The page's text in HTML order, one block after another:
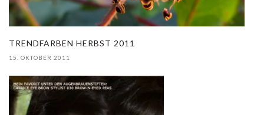
TRENDFARBEN HERBST 2011
15. OKTOBER 2011